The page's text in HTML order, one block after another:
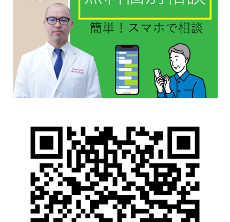
胸部大動脈瘤 胸腹部大動脈瘤
腹部大動脈瘤
ステントグラフトによる治療 年齢・余病
マルファン症候群
大動脈瘤を指摘されたら？ 診療の流れ
遠方から来院される方は？ 外来予約について
セカンドオピニオン 治療費について
都道府県別紹介病院 良くある質問